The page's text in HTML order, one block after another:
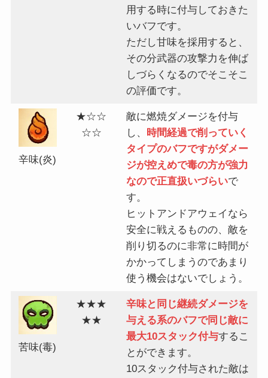
用する時に付与しておきた
いバフです。
ただし甘味を採用すると、
その分武器の攻撃力を伸ば
しづらくなるのでそこそこ
の評価です。
辛味(炎)
★☆☆
☆☆
敵に燃焼ダメージを付与
し、
時間経過で削っていく
タイプのバフですがダメー
ジが控えめで毒の方が強力
なので正直扱いづらいで
す。
ヒットアンドアウェイなら
安全に戦えるものの、敵を
削り切るのに非常に時間が
かかってしまうのであまり
使う機会はないでしょう。
苦味(毒)
★★★
★★
辛味と同じ継続ダメージを
与える系のバフで同じ敵に
最大10スタック付与するこ
とができます。
10スタック付与された敵は